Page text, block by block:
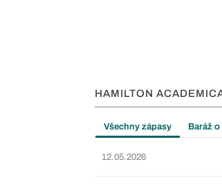
HAMILTON
Všechny zápasy Baráž
12.05.2026